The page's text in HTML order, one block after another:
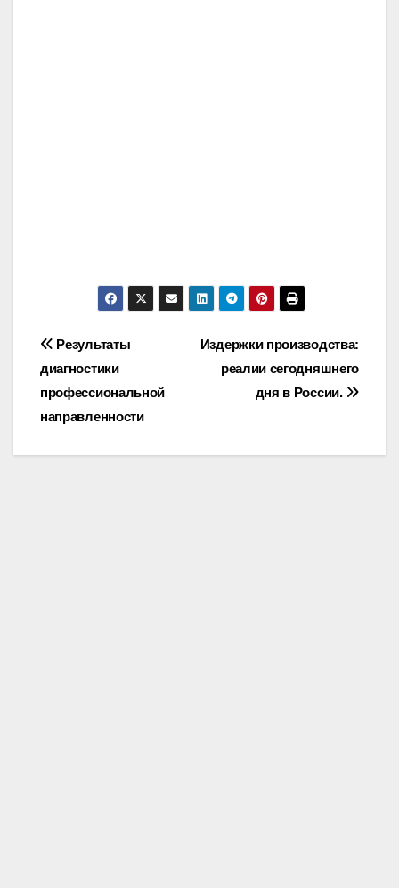
Post
navigation
Издержки производства:
реалии сегодняшнего
дня в России.
Результаты
диагностики
профессиональной
направленности